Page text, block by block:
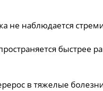
не наблюдается
быстрее
в тяжелые